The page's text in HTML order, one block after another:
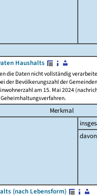
Haushalts
die Daten nicht vollständig
der Bevölkerungszahl der
am 15. Mai 2024
Merkmal
davon
(nach Lebensform)